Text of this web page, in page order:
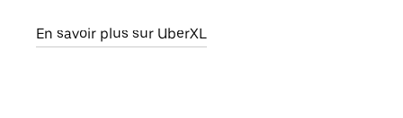
En savoir plus sur UberXL